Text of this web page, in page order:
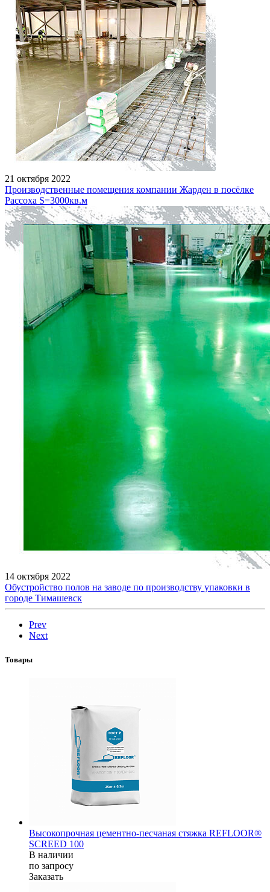
21 октября 2022
Производственные помещения компании Жарден в посёлке
Рассоха S=3000кв.м
14 октября 2022
Обустройство полов на заводе по производству упаковки в
городе Тимашевск
Prev
Next
Товары
Высокопрочная цементно-песчаная стяжка REFLOOR®
SCREED 100
В наличии
по запросу
Заказать